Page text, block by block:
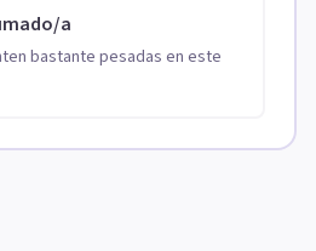
a
bastante pesadas en este